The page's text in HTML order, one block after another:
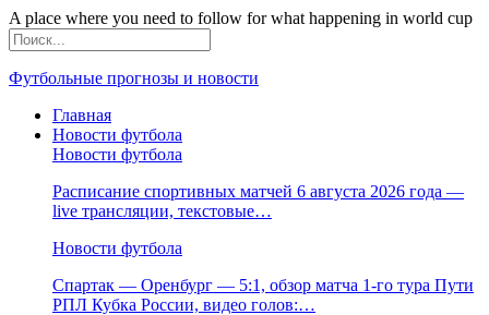
A place where you need to follow for what happening in world cup
Футбольные прогнозы и новости
Главная
Новости футбола
Новости футбола
Расписание спортивных матчей 6 августа 2026 года —
live трансляции, текстовые…
Новости футбола
Спартак — Оренбург — 5:1, обзор матча 1-го тура Пути
РПЛ Кубка России, видео голов:…